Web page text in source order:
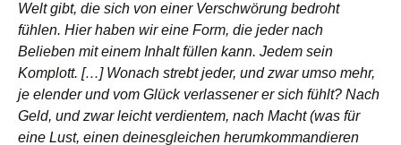
Welt gibt, die sich von einer Verschwörung bedroht
fühlen. Hier haben wir eine Form, die jeder nach
Belieben mit einem Inhalt füllen kann. Jedem sein
Komplott. […] Wonach strebt jeder, und zwar umso mehr,
je elender und vom Glück verlassener er sich fühlt? Nach
Geld, und zwar leicht verdientem, nach Macht (was für
eine Lust, einen deinesgleichen herumkommandieren